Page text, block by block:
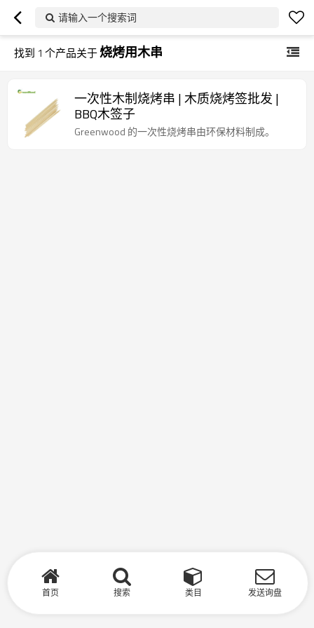
请输入一个搜索词
找到 1 个产品关于烧烤用木串
一次性木制烧烤串 | 木质烧烤签批发 |
BBQ木签子
Greenwood 的一次性烧烤串由环保材料制成。
首页 搜索 类目 发送询盘